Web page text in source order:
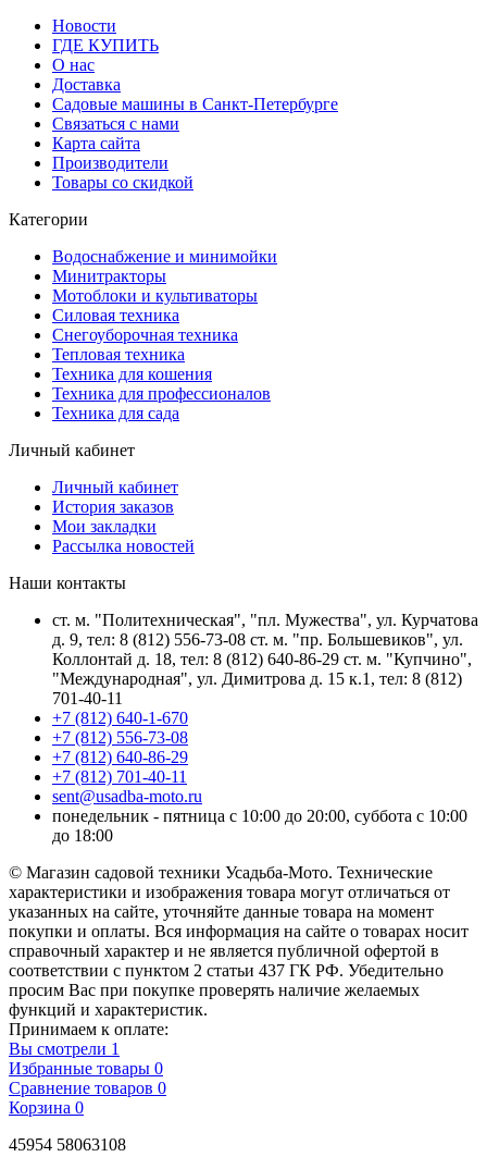
Новости
ГДЕ КУПИТЬ
О нас
Доставка
Садовые машины в Санкт-Петербурге
Связаться с нами
Карта сайта
Производители
Товары со скидкой
Категории
Водоснабжение и минимойки
Минитракторы
Мотоблоки и культиваторы
Силовая техника
Снегоуборочная техника
Тепловая техника
Техника для кошения
Техника для профессионалов
Техника для сада
Личный кабинет
Личный кабинет
История заказов
Мои закладки
Рассылка новостей
Наши контакты
ст. м. "Политехническая", "пл. Мужества", ул. Курчатова
д. 9, тел: 8 (812) 556-73-08 ст. м. "пр. Большевиков", ул.
Коллонтай д. 18, тел: 8 (812) 640-86-29 ст. м. "Купчино",
"Международная", ул. Димитрова д. 15 к.1, тел: 8 (812)
701-40-11
+7 (812) 640-1-670
+7 (812) 556-73-08
+7 (812) 640-86-29
+7 (812) 701-40-11
sent@usadba-moto.ru
понедельник - пятница с 10:00 до 20:00, суббота с 10:00
до 18:00
© Магазин садовой техники Усадьба-Мото. Технические
характеристики и изображения товара могут отличаться от
указанных на сайте, уточняйте данные товара на момент
покупки и оплаты. Вся информация на сайте о товарах носит
справочный характер и не является публичной офертой в
соответствии с пунктом 2 статьи 437 ГК РФ. Убедительно
просим Вас при покупке проверять наличие желаемых
функций и характеристик.
Принимаем к оплате:
Вы смотрели 1
Избранные товары 0
Сравнение товаров 0
Корзина 0
45954 58063108